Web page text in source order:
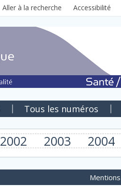
Aller à la recherche Accessibilité
Tous les numéros
2002 2003 2004